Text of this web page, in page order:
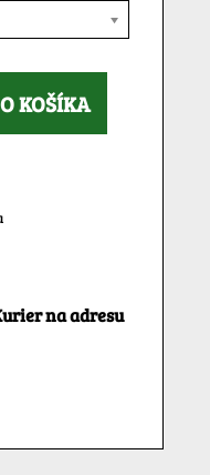
KOŠÍKA
na adresu